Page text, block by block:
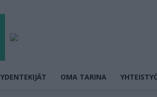
OMA TARINA